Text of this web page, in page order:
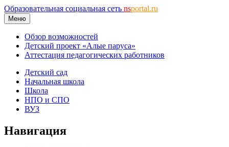
Образовательная социальная сеть nsportal.ru
Меню
Обзор возможностей
Детский проект «Алые паруса»
Аттестация педагогических работников
Детский сад
Начальная школа
Школа
НПО и СПО
ВУЗ
Навигация